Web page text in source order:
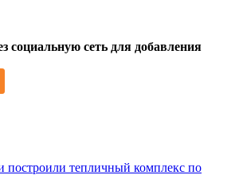
социальную сеть для добавления
построили тепличный комплекс по